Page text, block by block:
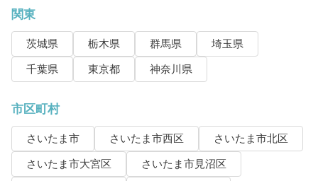
関東
茨城県 栃木県 群馬県
埼玉県
千葉県
東京都 神奈川県
市区町村
さいたま市 さいたま市西区
さいたま市北区
さいたま市大宮区
さいたま市見沼区